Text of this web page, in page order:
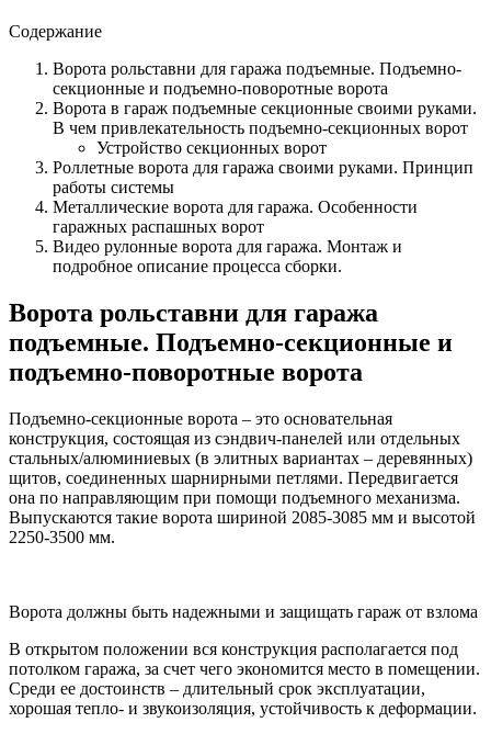
Содержание
Ворота рольставни для гаража подъемные. Подъемно-
секционные и подъемно-поворотные ворота
Ворота в гараж подъемные секционные своими руками.
В чем привлекательность подъемно-секционных ворот
Устройство секционных ворот
Роллетные ворота для гаража своими руками. Принцип
работы системы
Металлические ворота для гаража. Особенности
гаражных распашных ворот
Видео рулонные ворота для гаража. Монтаж и
подробное описание процесса сборки.
Ворота рольставни для гаража
подъемные. Подъемно-секционные и
подъемно-поворотные ворота
Подъемно-секционные ворота – это основательная
конструкция, состоящая из сэндвич-панелей или отдельных
стальных/алюминиевых (в элитных вариантах – деревянных)
щитов, соединенных шарнирными петлями. Передвигается
она по направляющим при помощи подъемного механизма.
Выпускаются такие ворота шириной 2085-3085 мм и высотой
2250-3500 мм.
Ворота должны быть надежными и защищать гараж от взлома
В открытом положении вся конструкция располагается под
потолком гаража, за счет чего экономится место в помещении.
Среди ее достоинств – длительный срок эксплуатации,
хорошая тепло- и звукоизоляция, устойчивость к деформации.